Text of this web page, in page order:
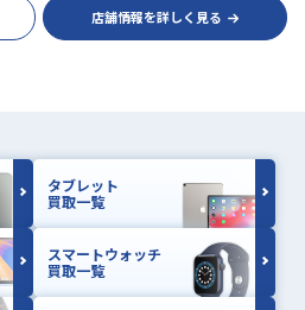
店舗情報を詳しく見る
タブレット
買取一覧
スマートウォッチ
買取一覧